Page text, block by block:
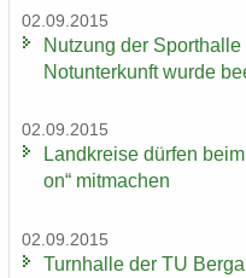
02.09.2015
Nut­zung der
Notunterkunft wurde
02.09.2015
Land­krei­se dür­fen
on“ mit­ma­chen
02.09.2015
Turn­hal­le der TU